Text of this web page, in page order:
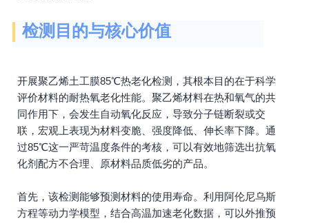
检测目的与核心价值
开展聚乙烯土工膜85℃热老化检测，其根本目的在于科学
评价材料的耐热氧老化性能。聚乙烯材料在热和氧气的共
同作用下，会发生自动氧化反应，导致分子链断裂或交
联，宏观上表现为材料变脆、强度降低、伸长率下降。通
过85℃这一严苛温度条件的考核，可以有效地筛选出抗氧
化剂配方不合理、原材料品质低劣的产品。
首先，该检测能够预测材料的使用寿命。利用阿伦尼乌斯
方程等动力学模型，结合高温加速老化数据，可以外推预